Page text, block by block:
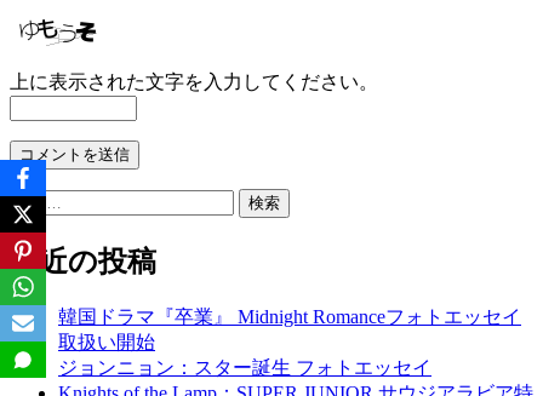
上に表示された文字を入力してください。
検
索:
最近の投稿
韓国ドラマ『卒業』 Midnight Romanceフォトエッセイ
取扱い開始
ジョンニョン：スター誕生 フォトエッセイ